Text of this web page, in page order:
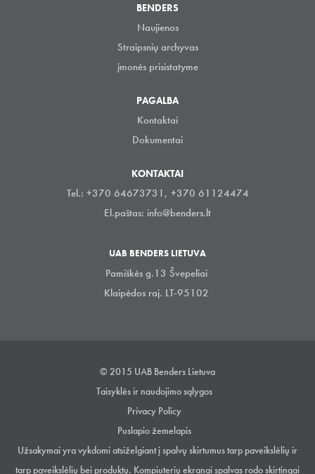
BENDERS
Naujienos
Straipsnių archyvas
įmonės prisistatyme
PAGALBA
Kontaktai
Dokumentai
KONTAKTAI
Tel.: +370 64673731, +370 61124474
El.paštas: info@benders.lt
UAB BENDERS LIETUVA
Pamiškės g.13 Švepeliai
Klaipėdos raj. LT-95102
© 2015 UAB Benders Lietuva
Taisyklės ir naudojimo sąlygos
Privacy Policy
Puslapio žemelapis
Užsakymai yra vykdomi atsiželgiant į spalvų skirtumus tarp paveikslėlių ir
tarp paveikslėlių bei produktų. Kompiuterių ekranai spalvas rodo skirtingai